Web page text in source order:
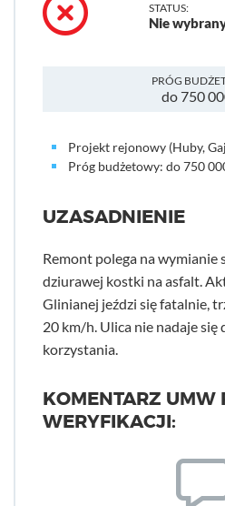
STATUS:
Nie
PRÓG
do 750
Projekt rejonowy (Huby,
Próg budżetowy: do 750
UZASADNIENIE
Remont polega na wymianie
dziurawej kostki na asfalt.
Glinianej jeździ się fatalnie,
20 km/h. Ulica nie nadaje się
korzystania.
KOMENTARZ UMW
WERYFIKACJI: